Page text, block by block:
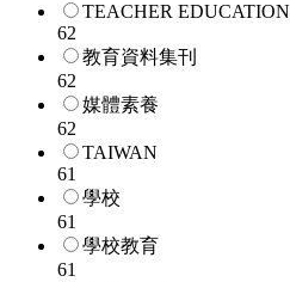
TEACHER EDUCATION
62
教育資料集刊
62
媒體素養
62
TAIWAN
61
學校
61
學校教育
61